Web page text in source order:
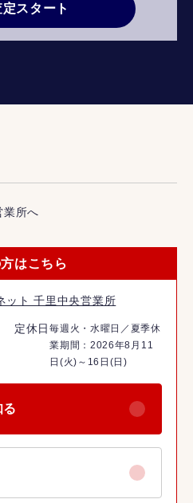
スタート
業所へ
はこちら
ット 千里中央営業所
定休日毎週火・水曜日／夏季休
業期間：2026年8月11
日(火)～16日(日)